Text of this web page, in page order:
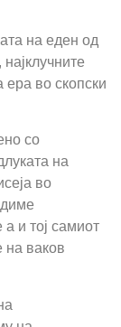
на еден од
ера во скопски
со
на
во
и тој самиот
на ваков